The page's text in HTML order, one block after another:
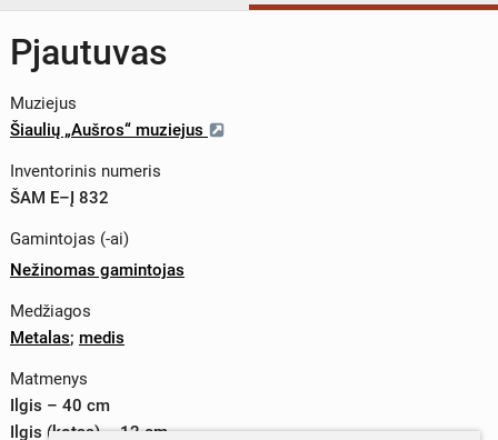
Pjautuvas
Muziejus
Šiaulių „Aušros“ muziejus
Inventorinis numeris
ŠAM E–Į 832
Gamintojas (-ai)
Nežinomas gamintojas
Medžiagos
Metalas; medis
Matmenys
Ilgis – 40 cm
Ilgis (kotas) – 12 cm